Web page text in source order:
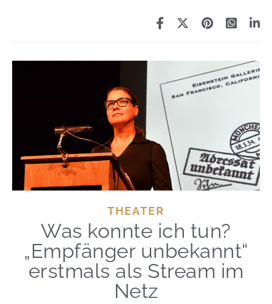
THEATER
Was konnte ich tun?
„Empfänger unbekannt“
erstmals als Stream im
Netz